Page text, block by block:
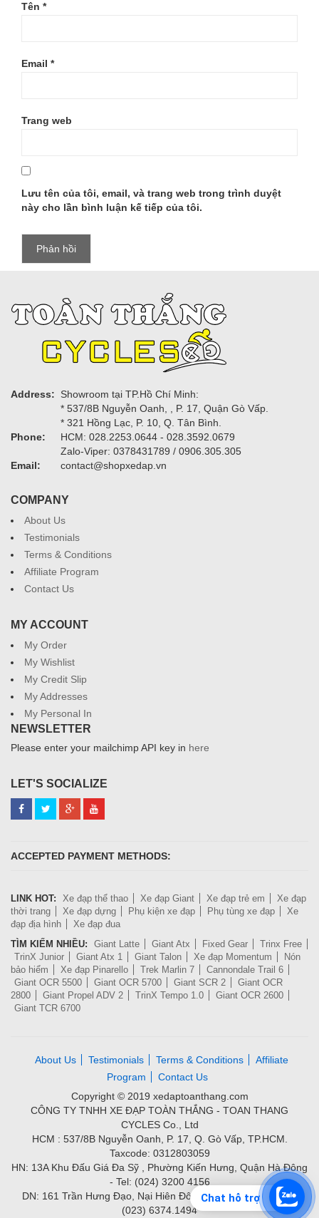
Chat hỗ trợ
Tên *
Email *
Trang web
Lưu tên của tôi, email, và trang web trong trình duyệt
này cho lần bình luận kế tiếp của tôi.
Address:
Showroom tại TP.Hồ Chí Minh:
* 537/8B Nguyễn Oanh, , P. 17, Quận Gò Vấp.
* 321 Hồng Lạc, P. 10, Q. Tân Bình.
Phone:
HCM: 028.2253.0644 - 028.3592.0679
Zalo-Viper: 0378431789 / 0906.305.305
Email:
contact@shopxedap.vn
COMPANY
About Us
Testimonials
Terms & Conditions
Affiliate Program
Contact Us
MY ACCOUNT
My Order
My Wishlist
My Credit Slip
My Addresses
My Personal In
NEWSLETTER
Please enter your mailchimp API key in here
LET'S SOCIALIZE
ACCEPTED PAYMENT METHODS:
LINK HOT: Xe đạp thể thao Xe đạp Giant Xe đạp trẻ em
Xe đạp
thời trang
Xe đạp dựng Phụ kiện xe đạp Phụ tùng xe đạp
Xe
đạp địa hình
Xe đạp đua
TÌM KIẾM NHIỀU:
Giant Latte Giant Atx Fixed Gear
Trinx Free
TrinX Junior
Giant Atx 1 Giant Talon Xe đạp Momentum
Nón
bảo hiểm
Xe đạp Pinarello Trek Marlin 7
Cannondale Trail 6
Giant OCR 5500
Giant OCR 5700 Giant SCR 2
Giant OCR
2800
Giant Propel ADV 2 TrinX Tempo 1.0
Giant OCR 2600
Giant TCR 6700
About Us Testimonials Terms & Conditions
Affiliate
Program
Contact Us
Copyright © 2019 xedaptoanthang.com
CÔNG TY TNHH XE ĐẠP TOÀN THẮNG - TOAN THANG
CYCLES Co., Ltd
HCM : 537/8B Nguyễn Oanh, P. 17, Q. Gò Vấp, TP.HCM.
Taxcode: 0312803059
HN: 13A Khu Đấu Giá Đa Sỹ , Phường Kiến Hưng, Quận Hà Đông
- Tel: (024) 3200 4156
DN: 161 Trần Hưng Đạo, Nại Hiên Đông, Quận Sơn Trà - Tel:
(023) 6374.1494